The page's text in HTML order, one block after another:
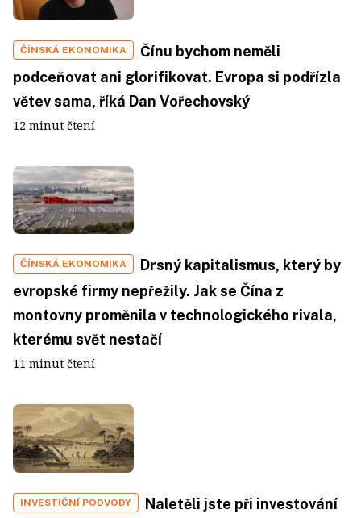
ČÍNSKÁ EKONOMIKA
Čínu bychom neměli
podceňovat ani glorifikovat. Evropa si podřízla
větev sama, říká Dan Vořechovský
12 minut čtení
ČÍNSKÁ EKONOMIKA
Drsný kapitalismus, který by
evropské firmy nepřežily. Jak se Čína z
montovny proměnila v technologického rivala,
kterému svět nestačí
11 minut čtení
INVESTIČNÍ PODVODY
Naletěli jste při investování